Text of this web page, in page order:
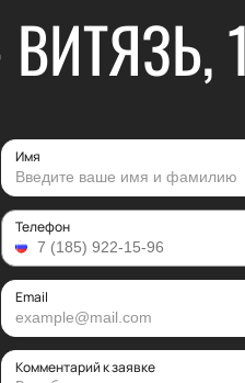
Имя
Телефон
Email
Комментарий к заявке